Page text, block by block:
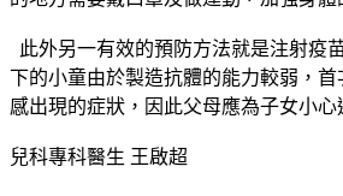
此外另一有效的預防方法就是注射疫
下的小童由於製造抗體的能力較弱，
感出現的症狀，因此父母應為子女小心
兒科專科醫生 王啟超